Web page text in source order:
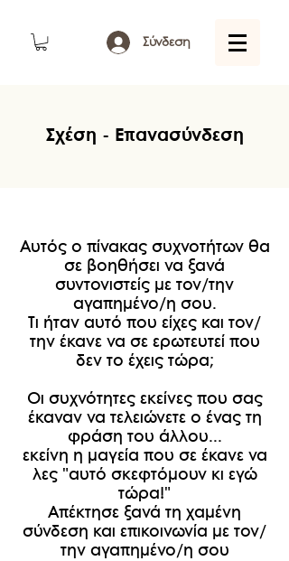
Σύνδεση
Σχέση - Επανασύνδεση
Αυτός ο πίνακας συχνοτήτων θα
σε βοηθήσει να ξανά
συντονιστείς με τον/την
αγαπημένο/η σου.
Τι ήταν αυτό που είχες και τον/
την έκανε να σε ερωτευτεί που
δεν το έχεις τώρα;
Οι συχνότητες εκείνες που σας
έκαναν να τελειώνετε ο ένας τη
φράση του άλλου...
εκείνη η μαγεία που σε έκανε να
λες "αυτό σκεφτόμουν κι εγώ
τώρα!"
Απέκτησε ξανά τη χαμένη
σύνδεση και επικοινωνία με τον/
την αγαπημένο/η σου